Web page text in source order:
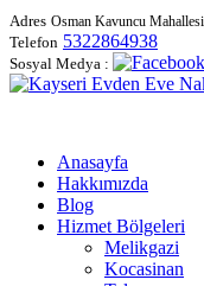
Adres Osman Kavuncu
Telefon 5322864938
Sosyal Medya :
Anasayfa
Hakkımızda
Blog
Hizmet Bölgeleri
Melikgazi
Kocasinan